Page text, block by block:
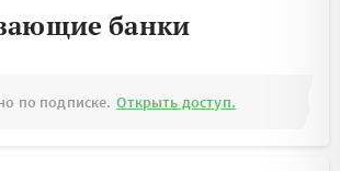
банки
по подписке. Открыть доступ.